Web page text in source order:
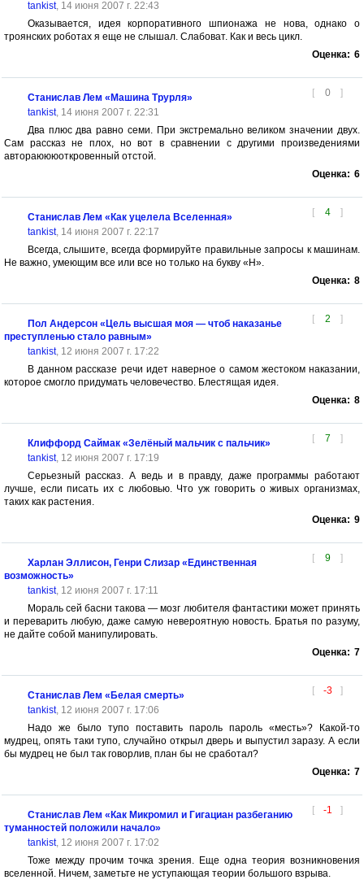
tankist, 14 июня 2007 г. 22:43
Оказывается, идея корпоративного шпионажа не нова, однако о
троянских роботах я еще не слышал. Слабоват. Как и весь цикл.
Оценка: 6
[ 0 ]
Станислав Лем «Машина Трурля»
tankist, 14 июня 2007 г. 22:31
Два плюс два равно семи. При экстремально великом значении двух.
Сам рассказ не плох, но вот в сравнении с другими произведениями
автораюююоткровенный отстой.
Оценка: 6
[ 4 ]
Станислав Лем «Как уцелела Вселенная»
tankist, 14 июня 2007 г. 22:17
Всегда, слышите, всегда формируйте правильные запросы к машинам.
Не важно, умеющим все или все но только на букву «Н».
Оценка: 8
[ 2 ]
Пол Андерсон «Цель высшая моя — чтоб наказанье
преступленью стало равным»
tankist, 12 июня 2007 г. 17:22
В данном рассказе речи идет наверное о самом жестоком наказании,
которое смогло придумать человечество. Блестящая идея.
Оценка: 8
[ 7 ]
Клиффорд Саймак «Зелёный мальчик с пальчик»
tankist, 12 июня 2007 г. 17:19
Серьезный рассказ. А ведь и в правду, даже программы работают
лучше, если писать их с любовью. Что уж говорить о живых организмах,
таких как растения.
Оценка: 9
[ 9 ]
Харлан Эллисон, Генри Слизар «Единственная
возможность»
tankist, 12 июня 2007 г. 17:11
Мораль сей басни такова — мозг любителя фантастики может принять
и переварить любую, даже самую невероятную новость. Братья по разуму,
не дайте собой манипулировать.
Оценка: 7
[ -3 ]
Станислав Лем «Белая смерть»
tankist, 12 июня 2007 г. 17:06
Надо же было тупо поставить пароль пароль «месть»? Какой-то
мудрец, опять таки тупо, случайно открыл дверь и выпустил заразу. А если
бы мудрец не был так говорлив, план бы не сработал?
Оценка: 7
[ -1 ]
Станислав Лем «Как Микромил и Гигациан разбеганию
туманностей положили начало»
tankist, 12 июня 2007 г. 17:02
Тоже между прочим точка зрения. Еще одна теория возникновения
вселенной. Ничем, заметьте не уступающая теории большого взрыва.